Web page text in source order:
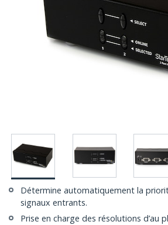
Détermine automatiquement la
signaux entrants.
Prise en charge des résolutions d’au